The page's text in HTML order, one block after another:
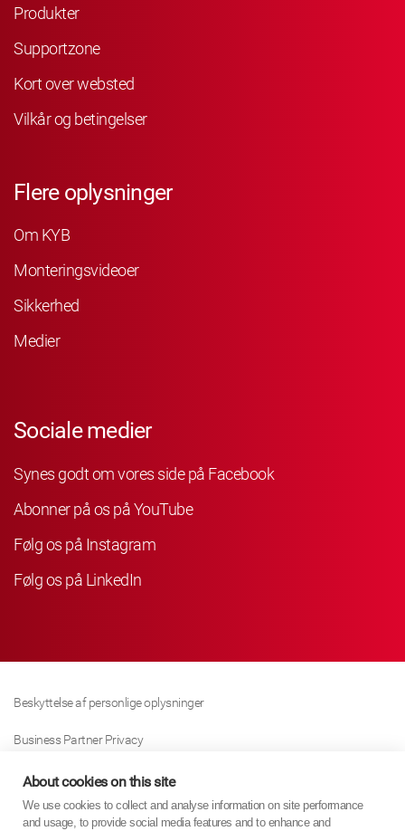
Produkter
Supportzone
Kort over websted
Vilkår og betingelser
Flere oplysninger
Om KYB
Monteringsvideoer
Sikkerhed
Medier
Sociale medier
Synes godt om vores side på Facebook
Abonner på os på YouTube
Følg os på Instagram
Følg os på LinkedIn
Beskyttelse af personlige oplysninger
Business Partner Privacy
Cookie Politik
Modern Slavery Act Policy
About cookies on this site
We use cookies to collect and analyse information on site performance
and usage, to provide social media features and to enhance and